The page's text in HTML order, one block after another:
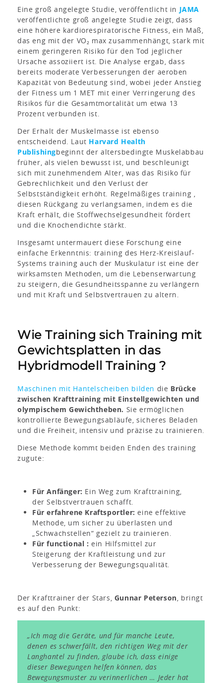
Eine groß angelegte Studie, veröffentlicht in JAMA
veröffentlichte groß angelegte Studie zeigt, dass
eine höhere kardiorespiratorische Fitness, ein Maß,
das eng mit der VO₂ max zusammenhängt, stark mit
einem geringeren Risiko für den Tod jeglicher
Ursache assoziiert ist. Die Analyse ergab, dass
bereits moderate Verbesserungen der aeroben
Kapazität von Bedeutung sind, wobei jeder Anstieg
der Fitness um 1 MET mit einer Verringerung des
Risikos für die Gesamtmortalität um etwa 13
Prozent verbunden ist.
Der Erhalt der Muskelmasse ist ebenso
entscheidend. Laut Harvard Health
Publishingbeginnt der altersbedingte Muskelabbau
früher, als vielen bewusst ist, und beschleunigt
sich mit zunehmendem Alter, was das Risiko für
Gebrechlichkeit und den Verlust der
Selbstständigkeit erhöht. Regelmäßiges training ,
diesen Rückgang zu verlangsamen, indem es die
Kraft erhält, die Stoffwechselgesundheit fördert
und die Knochendichte stärkt.
Insgesamt untermauert diese Forschung eine
einfache Erkenntnis: training des Herz-Kreislauf-
Systems training auch der Muskulatur ist eine der
wirksamsten Methoden, um die Lebenserwartung
zu steigern, die Gesundheitsspanne zu verlängern
und mit Kraft und Selbstvertrauen zu altern.
Wie Training sich Training mit
Gewichtsplatten in das
Hybridmodell Training ?
Maschinen mit Hantelscheiben bilden die Brücke
zwischen Krafttraining mit Einstellgewichten und
olympischem Gewichtheben. Sie ermöglichen
kontrollierte Bewegungsabläufe, sicheres Beladen
und die Freiheit, intensiv und präzise zu trainieren.
Diese Methode kommt beiden Enden des training
zugute:
Für Anfänger: Ein Weg zum Krafttraining,
der Selbstvertrauen schafft.
Für erfahrene Kraftsportler: eine effektive
Methode, um sicher zu überlasten und
„Schwachstellen“ gezielt zu trainieren.
Für functional : ein Hilfsmittel zur
Steigerung der Kraftleistung und zur
Verbesserung der Bewegungsqualität.
Der Krafttrainer der Stars, Gunnar Peterson, bringt
es auf den Punkt:
„Ich mag die Geräte, und für manche Leute,
denen es schwerfällt, den richtigen Weg mit der
Langhantel zu finden, glaube ich, dass einige
dieser Bewegungen helfen können, das
Bewegungsmuster zu verinnerlichen … Jeder hat